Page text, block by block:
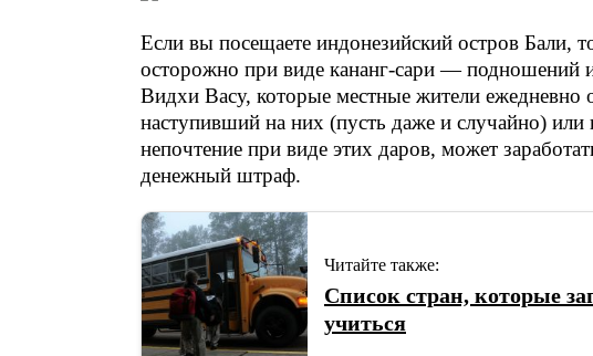
Если вы посещаете индонезийский остров Бали,
осторожно при виде кананг-сари — подношений
Видхи Васу, которые местные жители ежедневно
наступивший на них (пусть даже и случайно)
непочтение при виде этих даров, может
денежный штраф.
Читайте также:
Список стран, которые
учиться